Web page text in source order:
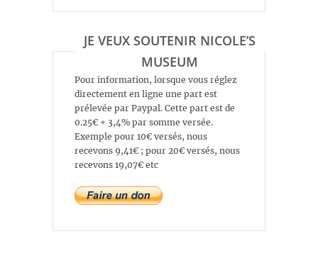
JE VEUX SOUTENIR NICOLE’S
MUSEUM
Pour information, lorsque vous réglez
directement en ligne une part est
prélevée par Paypal. Cette part est de
0.25€ + 3,4% par somme versée.
Exemple pour 10€ versés, nous
recevons 9,41€ ; pour 20€ versés, nous
recevons 19,07€ etc